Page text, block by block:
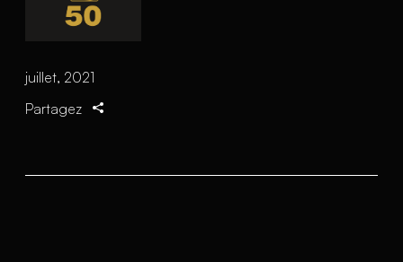
juillet, 2021
Partagez